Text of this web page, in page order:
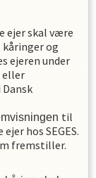
ejer skal være
og
ejeren under
eller
til
hos SEGES.
fremstiller.